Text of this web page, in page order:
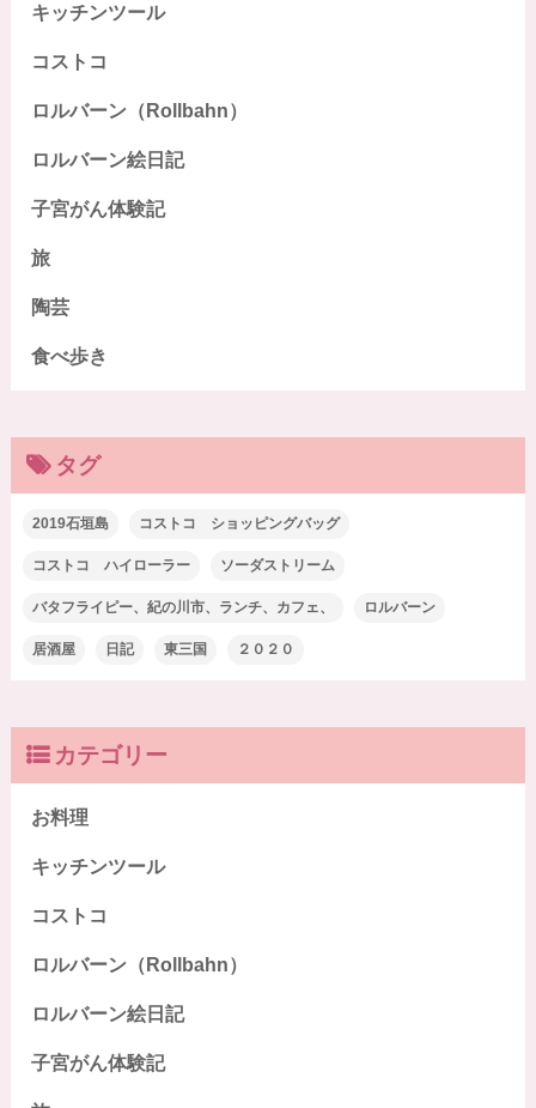
キッチンツール
コストコ
ロルバーン（Rollbahn）
ロルバーン絵日記
子宮がん体験記
旅
陶芸
食べ歩き
タグ
2019石垣島 コストコ ショッピングバッグ
コストコ ハイローラー ソーダストリーム
バタフライピー、紀の川市、ランチ、カフェ、 ロルバーン
居酒屋 日記 東三国 ２０２０
カテゴリー
お料理
キッチンツール
コストコ
ロルバーン（Rollbahn）
ロルバーン絵日記
子宮がん体験記